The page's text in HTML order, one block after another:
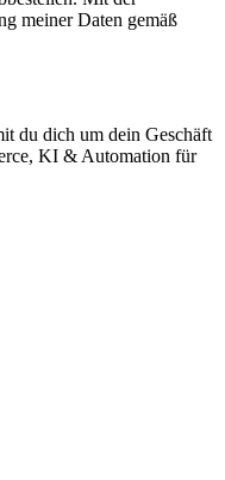
meiner Daten gemäß
du dich um dein Geschäft
KI & Automation für